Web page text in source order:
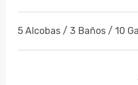
5 Alcobas / 3 Baños / 10